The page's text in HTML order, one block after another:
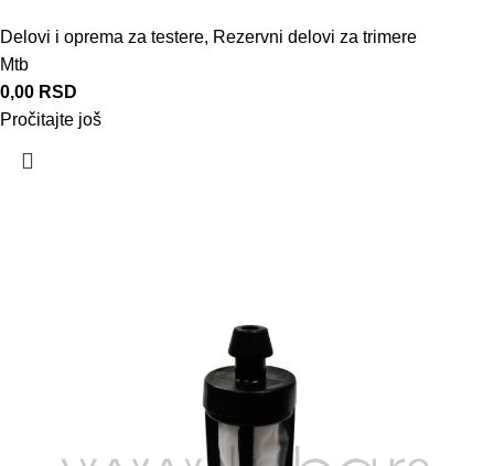
Delovi i oprema za testere, Rezervni delovi za trimere
Mtb
0,00 RSD
Pročitajte još